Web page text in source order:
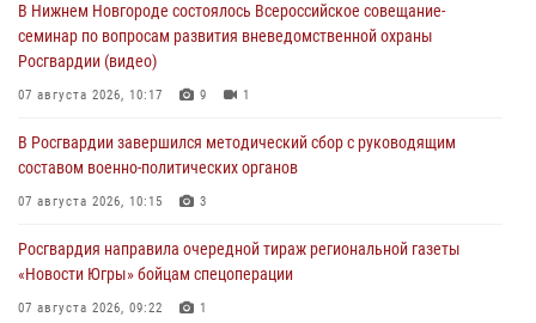
В Нижнем Новгороде состоялось Всероссийское совещание-
семинар по вопросам развития вневедомственной охраны
Росгвардии (видео)
07 августа 2026, 10:17 9 1
В Росгвардии завершился методический сбор с руководящим
составом военно-политических органов
07 августа 2026, 10:15 3
Росгвардия направила очередной тираж региональной газеты
«Новости Югры» бойцам спецоперации
07 августа 2026, 09:22 1